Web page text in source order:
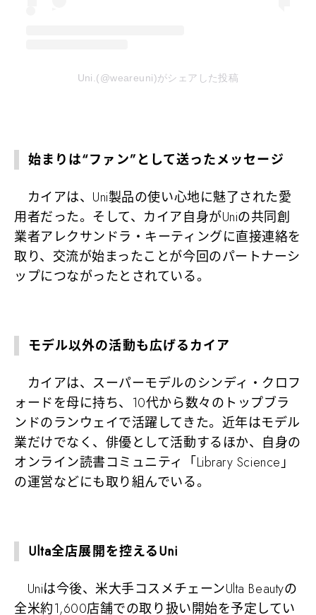
Uni.(@weareuni)がシェアした投稿
始まりは“ファン”として送ったメッセージ
カイアは、Uni製品の使い心地に魅了された愛
用者だった。そして、カイア自身がUniの共同創
業者アレクサンドラ・キーティングに直接連絡を
取り、交流が始まったことが今回のパートナーシ
ップにつながったとされている。
モデル以外の活動も広げるカイア
カイアは、スーパーモデルのシンディ・クロフ
ォードを母に持ち、10代から数々のトップブラ
ンドのランウェイで活躍してきた。近年はモデル
業だけでなく、俳優として活動するほか、自身の
オンライン読書コミュニティ「Library Science」
の運営などにも取り組んでいる。
Ulta全店展開を控えるUni
Uniは今後、米大手コスメチェーンUlta Beautyの
全米約1,600店舗での取り扱い開始を予定してい